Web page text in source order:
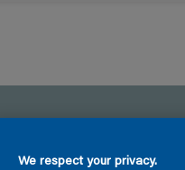
We respect your privacy.